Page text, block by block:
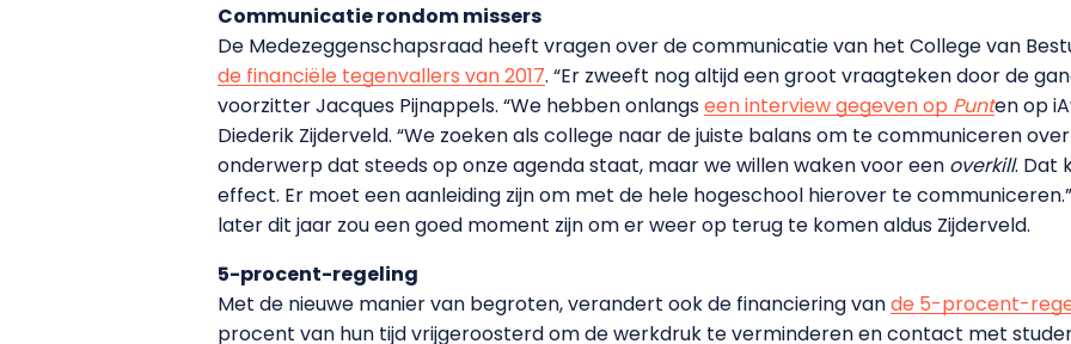
Communicatie rondom missers
De Medezeggenschapsraad heeft vragen over de communicatie van het College van
de financiële tegenvallers van 2017. “Er zweeft nog altijd een groot vraagteken door de
voorzitter Jacques Pijnappels. “We hebben onlangseen interview gegeven op Punten op
Diederik Zijderveld. “We zoeken als college naar de juiste balans om te communiceren
onderwerp dat steeds op onze agenda staat, maar we willen waken voor een overkill. Dat
effect. Er moet een aanleiding zijn om met de hele hogeschool hierover te
later dit jaar zou een goed moment zijn om er weer op terug te komen aldus Zijderveld.
5-procent-regeling
Met de nieuwe manier van begroten, verandert ook de financiering vande 5-procent-
procent van hun tijd vrijgeroosterd om de werkdruk te verminderen en contact met